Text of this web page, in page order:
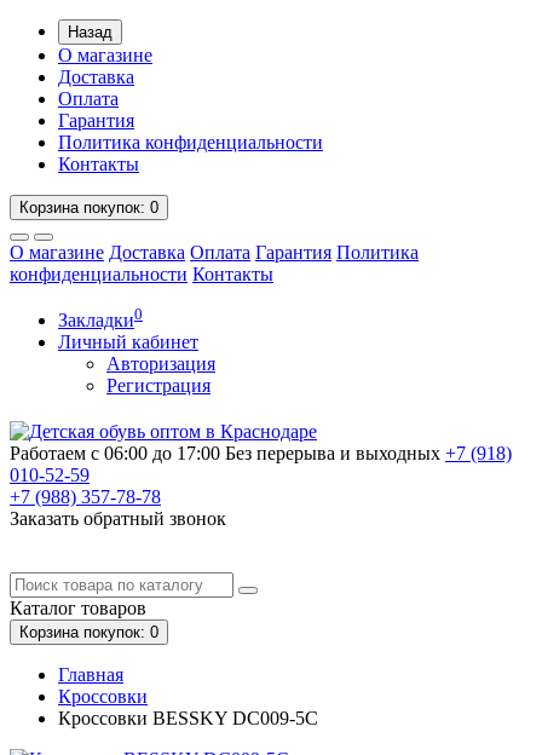
Назад
О магазине
Доставка
Оплата
Гарантия
Политика конфиденциальности
Контакты
Корзинапокупок: 0
О магазине Доставка Оплата Гарантия Политика
конфиденциальности Контакты
Закладки0
Личный кабинет
Авторизация
Регистрация
Работаем с 06:00 до 17:00 Без перерыва и выходных +7 (918)
010-52-59
+7 (988) 357-78-78
Заказать обратный звонок
Каталог товаров
Корзинапокупок: 0
Главная
Кроссовки
Кроссовки BESSKY DC009-5С